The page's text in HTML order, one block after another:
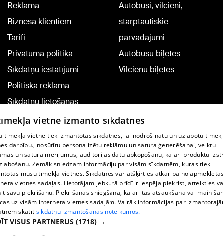
Reklāma
Biznesa klientiem
Tarifi
Privātuma politika
Sīkdatņu iestatījumi
Politiskā reklāma
Sīkdatņu lietošanas
noteikumi
Komentāru pievienošana
Autobusi, vilcieni,
starptautiskie
pārvadājumi
Autobusu biļetes
Vilcienu biļetes
TV programma
Līguma noteikumi
360 Ziņu kontakti
Helio Media
Portāla palīdzības dienests: e-pasts -
vietne izmanto sīkdatnes
tīmekļa vietnē tiek izmantotas sīkdatnes, lai nodrošinātu un uzlabotu
darbību., nosūtītu personalizētu reklāmu un satura ģenerēšanai, veiktu
un satura mērījumus, auditorijas datu apkopošanu, kā arī produktu
Zemāk sniedzam informāciju par visām sīkdatnēm, kuras tiek
mūsu tīmekļa vietnēs. Sīkdatnes var atšķirties atkarībā no
vietnes sadaļas. Lietotājam jebkurā brīdī ir iespēja piekrist, atteikties
savu piekrišanu. Piekrišanas sniegšana, kā arī tās atsaukšana vai
uz visām interneta vietnes sadaļām. Vairāk informācijas par
skatīt sīkdatņu izmantošanas noteikumos.
VISUS PARTNERUS (1718) →